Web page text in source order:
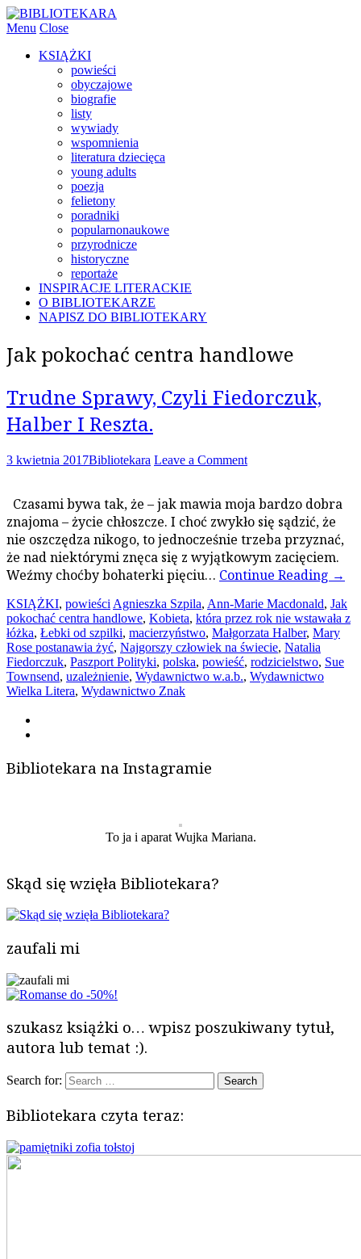
Menu Close
KSIĄŻKI
powieści
obyczajowe
biografie
listy
wywiady
wspomnienia
literatura dziecięca
young adults
poezja
felietony
poradniki
popularnonaukowe
przyrodnicze
historyczne
reportaże
INSPIRACJE LITERACKIE
O BIBLIOTEKARZE
NAPISZ DO BIBLIOTEKARY
Jak pokochać centra handlowe
Trudne Sprawy, Czyli Fiedorczuk,
Halber I Reszta.
3 kwietnia 2017Bibliotekara Leave a Comment
Czasami bywa tak, że – jak mawia moja bardzo dobra
znajoma – życie chłoszcze. I choć zwykło się sądzić, że
nie oszczędza nikogo, to jednocześnie trzeba przyznać,
że nad niektórymi znęca się z wyjątkowym zacięciem.
Weźmy choćby bohaterki pięciu… Continue Reading →
KSIĄŻKI, powieści Agnieszka Szpila, Ann-Marie Macdonald, Jak
pokochać centra handlowe, Kobieta, która przez rok nie wstawała z
łóżka, Łebki od szpilki, macierzyństwo, Małgorzata Halber, Mary
Rose postanawia żyć, Najgorszy człowiek na świecie, Natalia
Fiedorczuk, Paszport Polityki, polska, powieść, rodzicielstwo, Sue
Townsend, uzależnienie, Wydawnictwo w.a.b., Wydawnictwo
Wielka Litera, Wydawnictwo Znak
Bibliotekara na Instagramie
To ja i aparat Wujka Mariana.
Skąd się wzięła Bibliotekara?
zaufali mi
szukasz książki o… wpisz poszukiwany tytuł,
autora lub temat :).
Search for:
Bibliotekara czyta teraz: